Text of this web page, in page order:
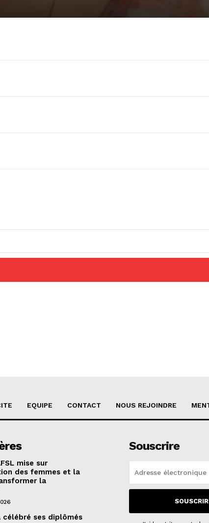
EQUIPE CONTACT NOUS REJOINDRE
mise sur
des femmes et la
la
célébré ses diplômés
Souscrire